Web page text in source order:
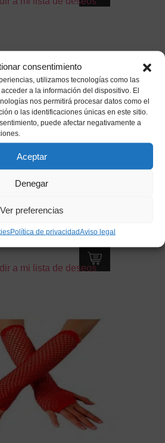
consentimiento
utilizamos tecnologías como las
a la información del dispositivo. El
nos permitirá procesar datos como el
o las identificaciones únicas en este sitio.
puede afectar negativamente a
Aceptar
Denegar
Ver preferencias
Política de privacidadAviso legal
a mi lista de deseos